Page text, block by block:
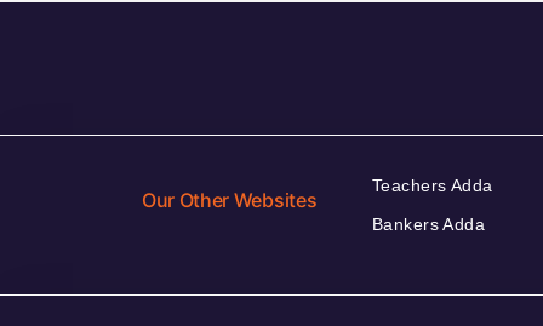
Our Other Websites
Teachers Adda
Bankers Adda